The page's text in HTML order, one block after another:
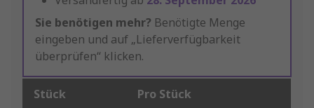
Sie benötigen mehr? Benötigte Menge
eingeben und auf „Lieferverfügbarkeit
überprüfen“ klicken.
Stück Pro Stück